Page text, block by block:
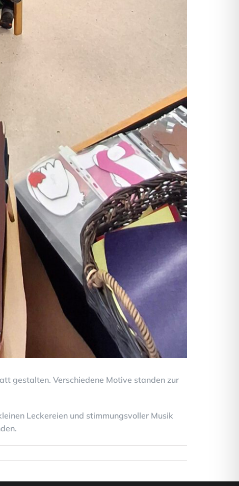
gestalten. Verschiedene Motive standen zur
Leckereien und stimmungsvoller Musik